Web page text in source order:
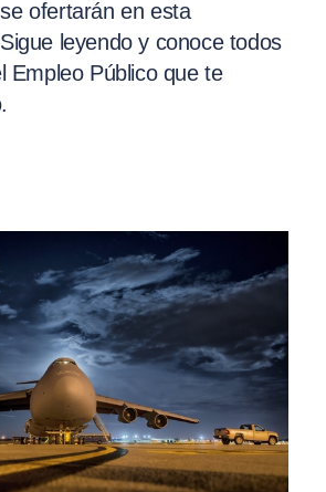
ofertarán en esta
leyendo y conoce todos
Empleo Público que te